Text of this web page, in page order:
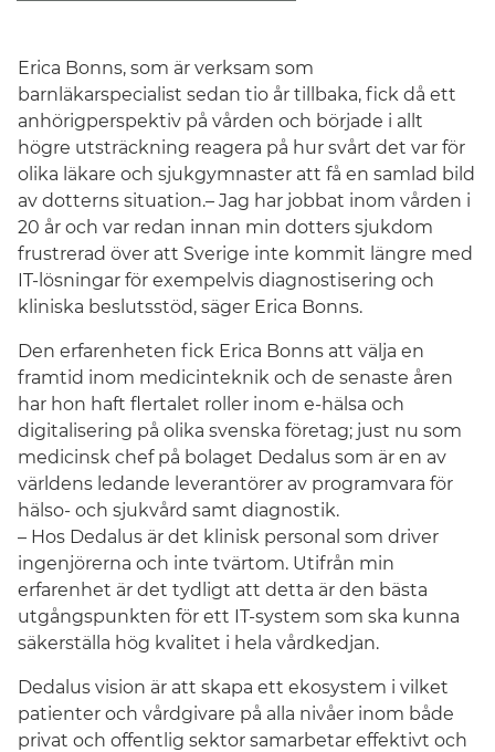
Erica Bonns, som är verksam som
barnläkarspecialist sedan tio år tillbaka, fick då ett
anhörigperspektiv på vården och började i allt
högre utsträckning reagera på hur svårt det var för
olika läkare och sjukgymnaster att få en samlad bild
av dotterns situation.– Jag har jobbat inom vården i
20 år och var redan innan min dotters sjukdom
frustrerad över att Sverige inte kommit längre med
IT-lösningar för exempelvis diagnostisering och
kliniska beslutsstöd, säger Erica Bonns.
Den erfarenheten fick Erica Bonns att välja en
framtid inom medicinteknik och de senaste åren
har hon haft flertalet roller inom e-hälsa och
digitalisering på olika svenska företag; just nu som
medicinsk chef på bolaget Dedalus som är en av
världens ledande leverantörer av programvara för
hälso- och sjukvård samt diagnostik.
– Hos Dedalus är det klinisk personal som driver
ingenjörerna och inte tvärtom. Utifrån min
erfarenhet är det tydligt att detta är den bästa
utgångspunkten för ett IT-system som ska kunna
säkerställa hög kvalitet i hela vårdkedjan.
Dedalus vision är att skapa ett ekosystem i vilket
patienter och vårdgivare på alla nivåer inom både
privat och offentlig sektor samarbetar effektivt och